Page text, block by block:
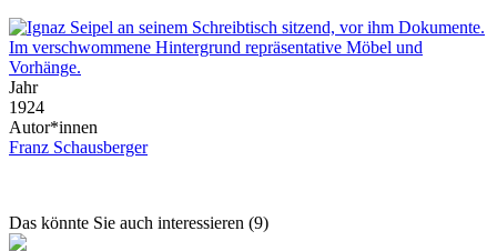
Jahr
1924
Autor*innen
Franz Schausberger
Das könnte Sie auch interessieren (9)